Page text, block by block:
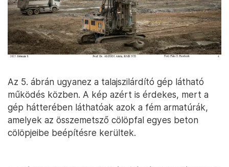
Az 5. ábrán ugyanez a talajszilárdító gép látható
működés közben. A kép azért is érdekes, mert a
gép hátterében láthatóak azok a fém armatúrák,
amelyek az összemetsző cölöpfal egyes beton
cölöpjeibe beépítésre kerültek.